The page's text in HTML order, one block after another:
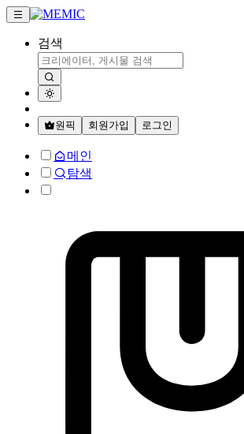
검색
원픽 회원가입 로그인
메인
탐색